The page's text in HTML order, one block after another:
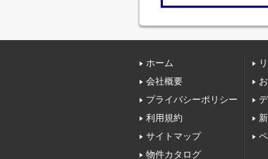
ホーム
会社概要
プライバシーポリシー
利用規約
サイトマップ
物件カタログ